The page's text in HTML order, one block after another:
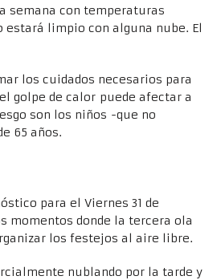
semana con temperaturas
estará limpio con alguna nube. El
los cuidados necesarios para
golpe de calor puede afectar a
son los niños -que no
65 años.
para el Viernes 31 de
momentos donde la tercera ola
los festejos al aire libre.
nublando por la tarde y